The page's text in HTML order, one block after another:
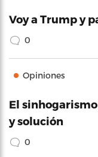
Voy a Trump y
0
Opiniones
El
y solución
0